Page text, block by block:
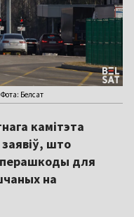
Белсат
камітэта
заявіў, што
перашкоды для
на